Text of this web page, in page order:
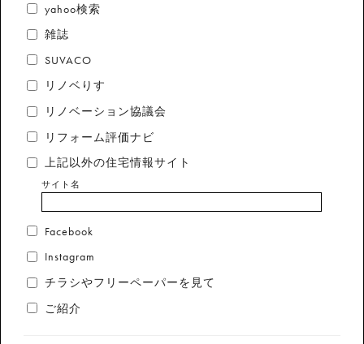
yahoo検索
雑誌
SUVACO
リノベりす
リノベーション協議会
リフォーム評価ナビ
上記以外の住宅情報サイト
サイト名
Facebook
Instagram
チラシやフリーペーパーを見て
ご紹介